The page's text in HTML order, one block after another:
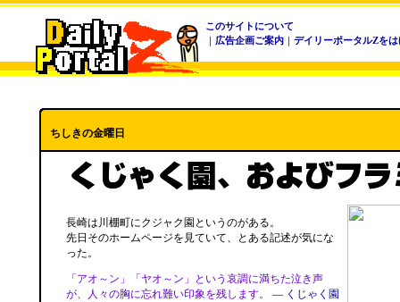
このサイトについて
｜ 広告企画ご案内 ｜ デイリーポータルZを
ちしきの金曜日
長崎は川棚町にクジャク園というのがある。
先日そのホームページを見ていて、とある記述が気にな
った。
「アオ～ン」「ヤオ～ン」という哀調に満ちた泣き声
が、人々の胸に忘れ難い印象を残します。
― くじゃく園